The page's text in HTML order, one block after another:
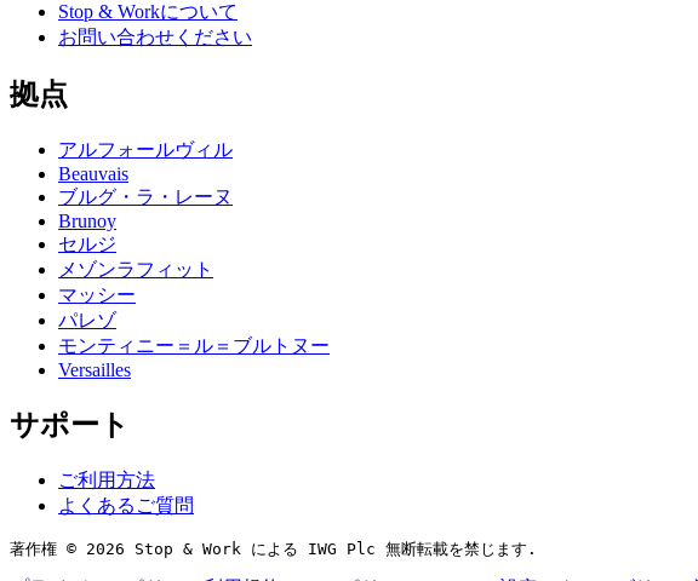
Stop & Workについて
お問い合わせください
拠点
アルフォールヴィル
Beauvais
ブルグ・ラ・レーヌ
Brunoy
セルジ
メゾンラフィット
マッシー
パレゾ
モンティニー＝ル＝ブルトヌー
Versailles
サポート
ご利用方法
よくあるご質問
著作権 © 2026 Stop & Work による IWG Plc 無断転載を禁じます.